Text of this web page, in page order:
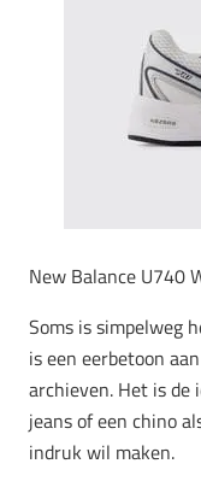
New Balance U740
Soms is simpelweg
is een eerbetoon
archieven. Het is de
jeans of een chino
indruk wil maken.